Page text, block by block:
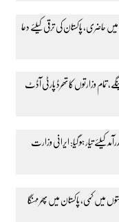
پاکستان کی ترقی کیلئے دعا
تمام وزارتوں کا تھرڈ پارٹی آڈٹ
کیلئے تیار ہو گیا: ایرانی وزارت
میں کمی، پاکستان میں پھر مہنگا